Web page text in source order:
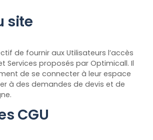
site
de fournir aux Utilisateurs l’accès
Services proposés par Optimicall. Il
de se connecter à leur espace
à des demandes de devis et de
CGU